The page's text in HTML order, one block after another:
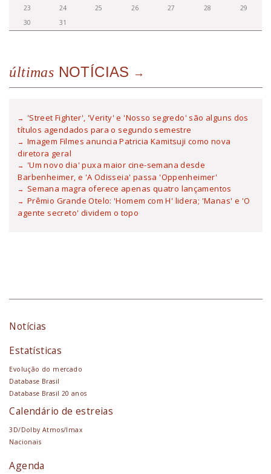
23
24 25 26 27 28
29
30
31
últimas NOTÍCIAS
'Street Fighter', 'Verity' e 'Nosso segredo' são alguns dos
títulos agendados para o segundo semestre
Imagem Filmes anuncia Patricia Kamitsuji como nova
diretora geral
'Um novo dia' puxa maior cine-semana desde
Barbenheimer, e 'A Odisseia' passa 'Oppenheimer'
Semana magra oferece apenas quatro lançamentos
Prêmio Grande Otelo: 'Homem com H' lidera; 'Manas' e 'O
agente secreto' dividem o topo
Notícias
Estatísticas
Evolução do mercado
Database Brasil
Database Brasil 20 anos
Calendário de estreias
3D/Dolby Atmos/Imax
Nacionais
Agenda